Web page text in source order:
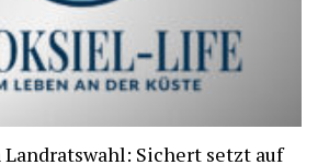
Landratswahl: Sichert setzt auf